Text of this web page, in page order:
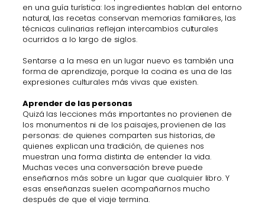
en una guía turística: los ingredientes hablan del entorno
natural, las recetas conservan memorias familiares, las
técnicas culinarias reflejan intercambios culturales
ocurridos a lo largo de siglos.
Sentarse a la mesa en un lugar nuevo es también una
forma de aprendizaje, porque la cocina es una de las
expresiones culturales más vivas que existen.
Aprender de las personas
Quizá las lecciones más importantes no provienen de
los monumentos ni de los paisajes, provienen de las
personas: de quienes comparten sus historias, de
quienes explican una tradición, de quienes nos
muestran una forma distinta de entender la vida.
Muchas veces una conversación breve puede
enseñarnos más sobre un lugar que cualquier libro. Y
esas enseñanzas suelen acompañarnos mucho
después de que el viaje termina.